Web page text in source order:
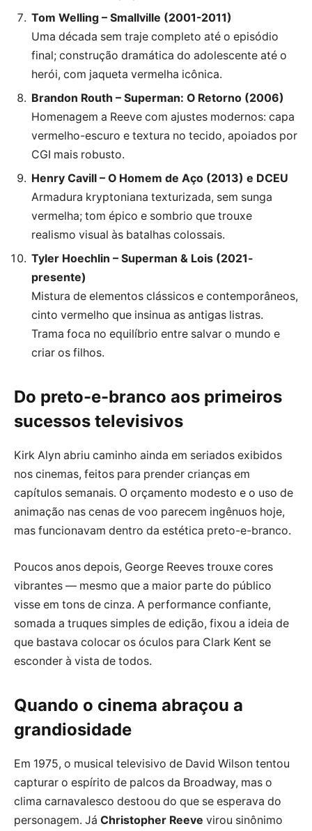
Tom Welling – Smallville (2001-2011)
Uma década sem traje completo até o episódio
final; construção dramática do adolescente até o
herói, com jaqueta vermelha icônica.
Brandon Routh – Superman: O Retorno (2006)
Homenagem a Reeve com ajustes modernos: capa
vermelho-escuro e textura no tecido, apoiados por
CGI mais robusto.
Henry Cavill – O Homem de Aço (2013) e DCEU
Armadura kryptoniana texturizada, sem sunga
vermelha; tom épico e sombrio que trouxe
realismo visual às batalhas colossais.
Tyler Hoechlin – Superman & Lois (2021-
presente)
Mistura de elementos clássicos e contemporâneos,
cinto vermelho que insinua as antigas listras.
Trama foca no equilíbrio entre salvar o mundo e
criar os filhos.
Do preto-e-branco aos primeiros
sucessos televisivos
Kirk Alyn abriu caminho ainda em seriados exibidos
nos cinemas, feitos para prender crianças em
capítulos semanais. O orçamento modesto e o uso de
animação nas cenas de voo parecem ingênuos hoje,
mas funcionavam dentro da estética preto-e-branco.
Poucos anos depois, George Reeves trouxe cores
vibrantes — mesmo que a maior parte do público
visse em tons de cinza. A performance confiante,
somada a truques simples de edição, fixou a ideia de
que bastava colocar os óculos para Clark Kent se
esconder à vista de todos.
Quando o cinema abraçou a
grandiosidade
Em 1975, o musical televisivo de David Wilson tentou
capturar o espírito de palcos da Broadway, mas o
clima carnavalesco destoou do que se esperava do
personagem. Já Christopher Reeve virou sinônimo